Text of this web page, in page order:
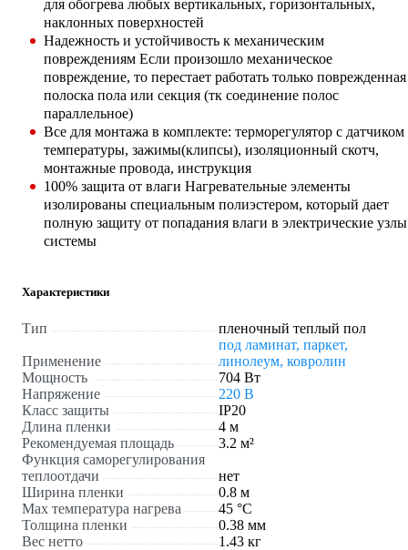
для обогрева любых вертикальных, горизонтальных,
наклонных поверхностей
Надежность и устойчивость к механическим
повреждениям Если произошло механическое
повреждение, то перестает работать только поврежденная
полоска пола или секция (тк соединение полос
параллельное)
Все для монтажа в комплекте: терморегулятор с датчиком
температуры, зажимы(клипсы), изоляционный скотч,
монтажные провода, инструкция
100% защита от влаги Нагревательные элементы
изолированы специальным полиэстером, который дает
полную защиту от попадания влаги в электрические узлы
системы
Характеристики
Тип пленочный теплый пол
Применение
под ламинат, паркет,
линолеум, ковролин
Мощность
704 Вт
Напряжение
220 В
Класс защиты
IP20
Длина пленки
4 м
Рекомендуемая площадь
3.2 м²
Функция саморегулирования
теплоотдачи
нет
Ширина пленки
0.8 м
Max температура нагрева
45 °С
Толщина пленки
0.38 мм
Вес нетто
1.43 кг